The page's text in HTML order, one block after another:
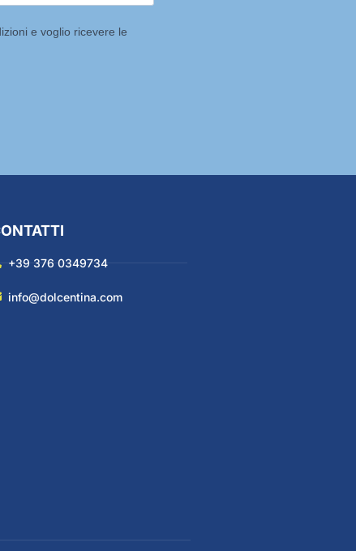
e voglio ricevere le
+39 376 0349734
info@dolcentina.com